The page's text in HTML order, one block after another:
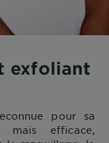
exfoliant
pour sa
mais efficace,